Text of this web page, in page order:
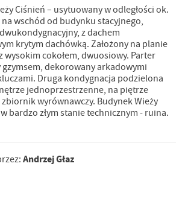
Ciśnień – usytuowany w odległości ok.
wschód od budynku stacyjnego,
z dachem
krytym dachówką. Założony na planie
wysokim cokołem, dwuosiowy. Parter
dekorowany arkadowymi
Druga kondygnacja podzielona
jednoprzestrzenne, na piętrze
wyrównawczy. Budynek Wieży
bardzo złym stanie technicznym - ruina.
Andrzej Głaz